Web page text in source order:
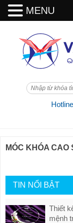
content
MÓC KHÓA CAO
TIN NỔI BẬT
Thiết
mệnh
MENU